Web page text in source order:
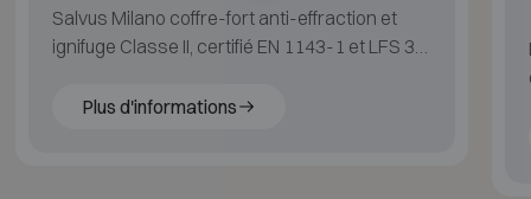
Salvus Milano coffre-fort anti-effraction et
ignifuge Classe II, certifié EN 1143-1 et LFS 30,
Plus d'informations